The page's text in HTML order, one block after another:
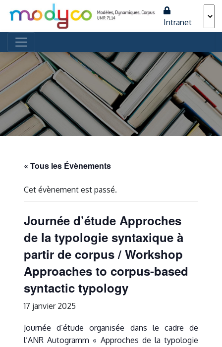
Intranet
Navigation principale
« Tous les Évènements
Cet évènement est passé.
Journée d’étude Approches
de la typologie syntaxique à
partir de corpus / Workshop
Approaches to corpus-based
syntactic typology
17 janvier 2025
Journée d’étude organisée dans le cadre de
l’ANR Autogramm « Approches de la typologie